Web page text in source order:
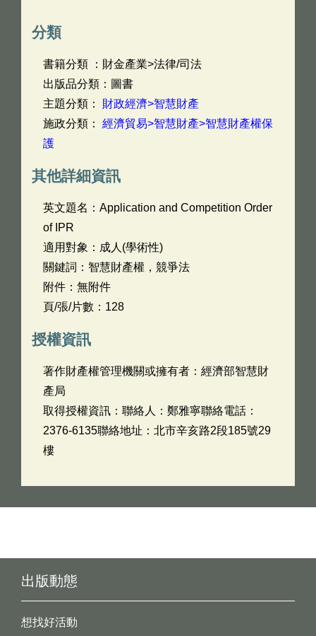
分類
書籍分類 ：財金產業>法律/司法
出版品分類：圖書
主題分類： 財政經濟>智慧財產
施政分類： 經濟貿易>智慧財產>智慧財產權保
護
其他詳細資訊
英文題名： Application and Competition Order
of IPR
適用對象：成人(學術性)
關鍵詞：智慧財產權，競爭法
附件：無附件
頁/張/片數：128
授權資訊
著作財產權管理機關或擁有者：經濟部智慧財
產局
取得授權資訊：聯絡人：鄭雅寧聯絡電話：
2376-6135聯絡地址：北市辛亥路2段185號29
樓
出版動態
想找好活動